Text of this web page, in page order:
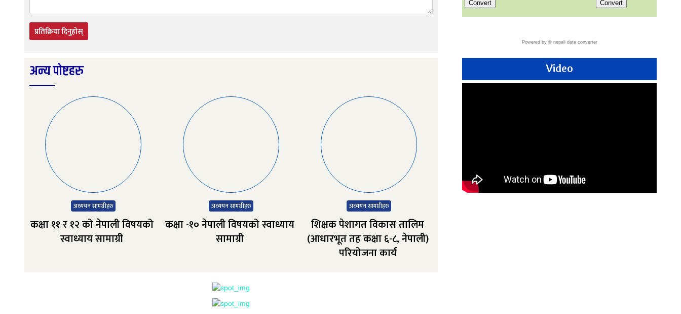
प्रतिक्रिया दिनुहोस्
अन्य पोष्टहरु
अध्‍ययन सामग्रीहरु
कक्षा ११ र १२ को नेपाली विषयको
स्वाध्याय सामाग्री
अध्‍ययन सामग्रीहरु
कक्षा -१० नेपाली विषयको स्वाध्याय
सामाग्री
अध्‍ययन सामग्रीहरु
शिक्षक पेशागत विकास तालिम
(आधारभूत तह कक्षा ६-८, नेपाली)
परियोजना कार्य
Powered by © nepali date converter
Video